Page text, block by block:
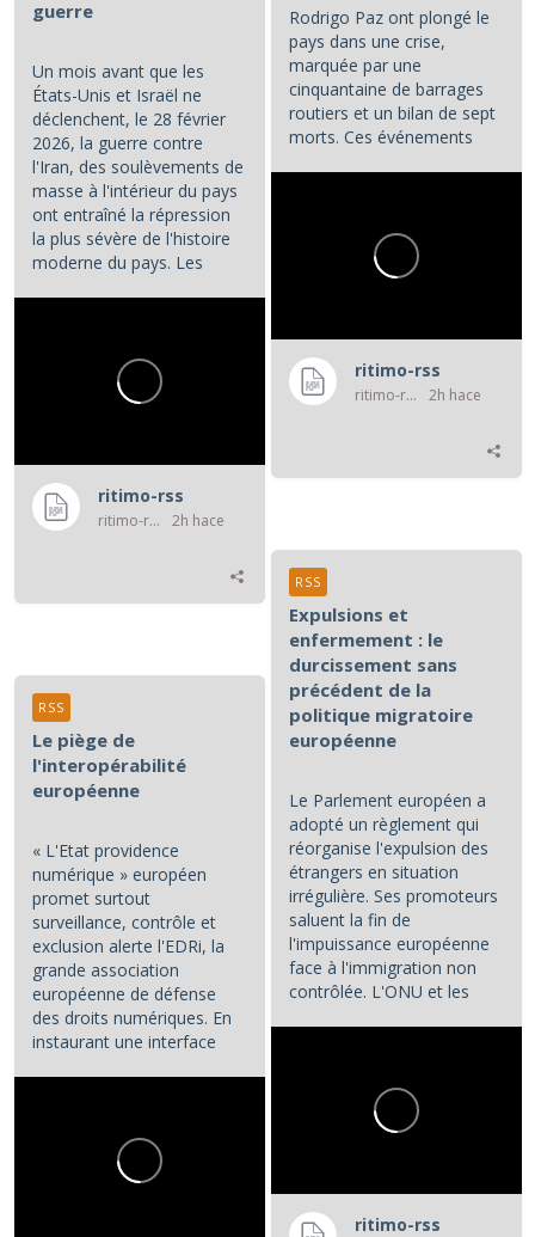
Rodrigo Paz ont plongé le
pays dans une crise,
marquée par une
cinquantaine de barrages
routiers et un bilan de sept
morts. Ces événements
ritimo-rss
ritimo-rss 2h hace
guerre
Un mois avant que les
États-Unis et Israël ne
déclenchent, le 28 février
2026, la guerre contre
l'Iran, des soulèvements de
masse à l'intérieur du pays
ont entraîné la répression
la plus sévère de l'histoire
moderne du pays. Les
ritimo-rss
ritimo-rss 2h hace
Expulsions et
enfermement : le
durcissement sans
précédent de la
politique migratoire
européenne
Le Parlement européen a
adopté un règlement qui
réorganise l'expulsion des
étrangers en situation
irrégulière. Ses promoteurs
saluent la fin de
l'impuissance européenne
face à l'immigration non
contrôlée. L'ONU et les
ritimo-rss
RSS
Le piège de
l'interopérabilité
européenne
« L'Etat providence
numérique » européen
promet surtout
surveillance, contrôle et
exclusion alerte l'EDRi, la
grande association
européenne de défense
des droits numériques. En
instaurant une interface
RSS